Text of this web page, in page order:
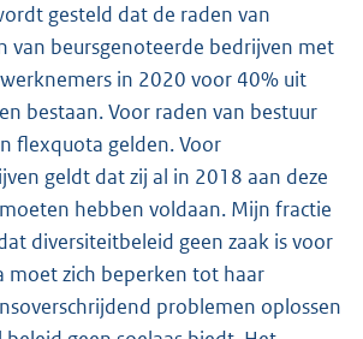
gesteld dat de raden van
van beursgenoteerde bedrijven met
in 2020 voor 40% uit
bestaan. Voor raden van bestuur
flexquota gelden. Voor
geldt dat zij al in 2018 aan deze
hebben voldaan. Mijn fractie
diversiteitbeleid geen zaak is voor
moet zich beperken tot haar
problemen oplossen